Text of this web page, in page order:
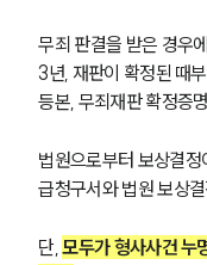
글
형
무죄 판결을 받은 경우
3년, 재판이 확정된 때
등본, 무죄재판 확정증
법원으로부터 보상결정
급청구서와 법원 보상
단, 모두가 형사사건 누